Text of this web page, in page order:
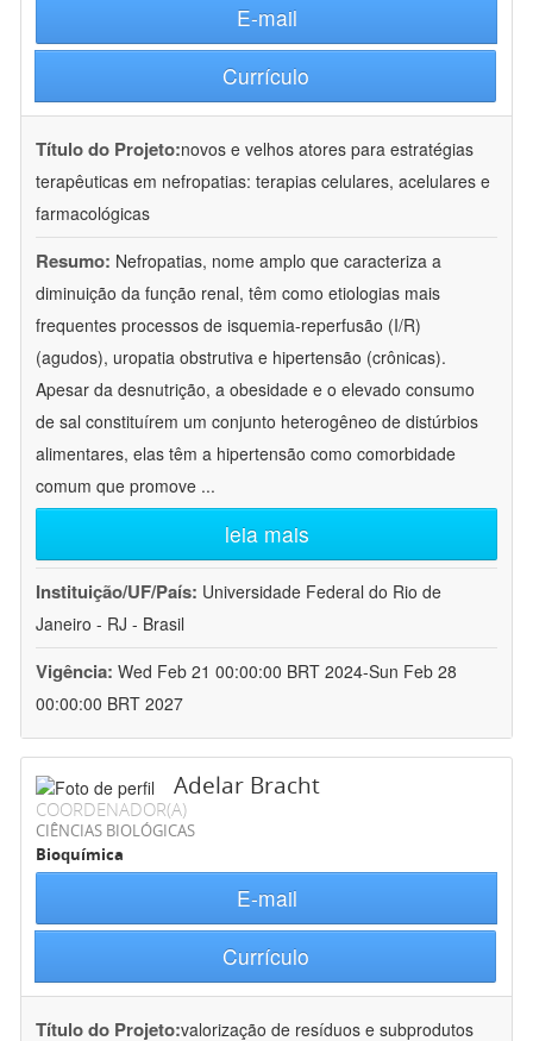
E-mail
Currículo
Título do Projeto:novos e velhos atores para estratégias
terapêuticas em nefropatias: terapias celulares, acelulares e
farmacológicas
Resumo: Nefropatias, nome amplo que caracteriza a
diminuição da função renal, têm como etiologias mais
frequentes processos de isquemia-reperfusão (I/R)
(agudos), uropatia obstrutiva e hipertensão (crônicas).
Apesar da desnutrição, a obesidade e o elevado consumo
de sal constituírem um conjunto heterogêneo de distúrbios
alimentares, elas têm a hipertensão como comorbidade
comum que promove ...
leia mais
Instituição/UF/País: Universidade Federal do Rio de
Janeiro - RJ - Brasil
Vigência: Wed Feb 21 00:00:00 BRT 2024-Sun Feb 28
00:00:00 BRT 2027
Adelar Bracht
COORDENADOR(A)
CIÊNCIAS BIOLÓGICAS
Bioquímica
E-mail
Currículo
Título do Projeto:valorização de resíduos e subprodutos